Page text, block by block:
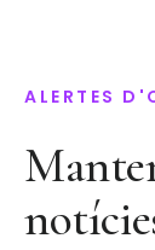
ALERTES